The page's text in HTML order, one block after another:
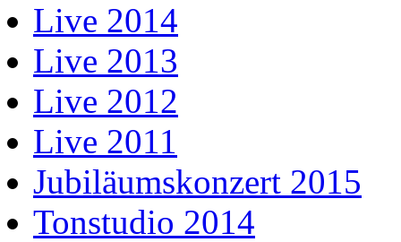
Live 2014
Live 2013
Live 2012
Live 2011
Jubiläumskonzert 2015
Tonstudio 2014